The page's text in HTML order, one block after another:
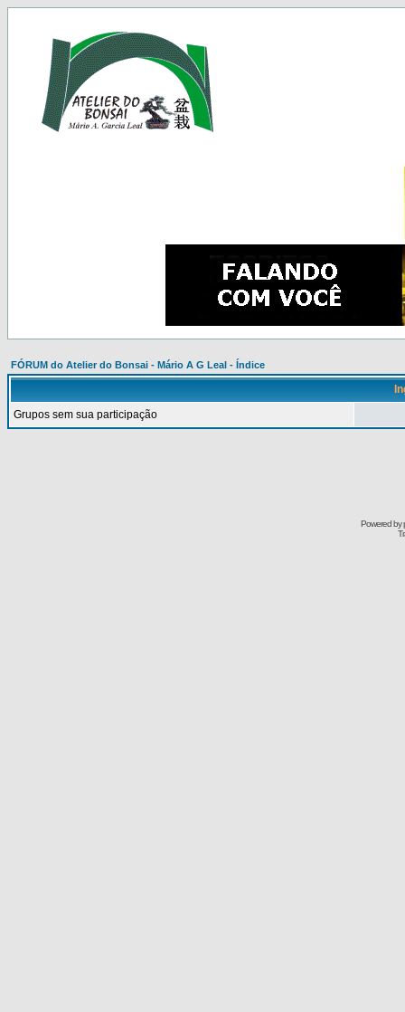
FÓRUM do Atelier do Bonsai - Mário A G Leal - Índice
Grupos sem sua participação
Powered by